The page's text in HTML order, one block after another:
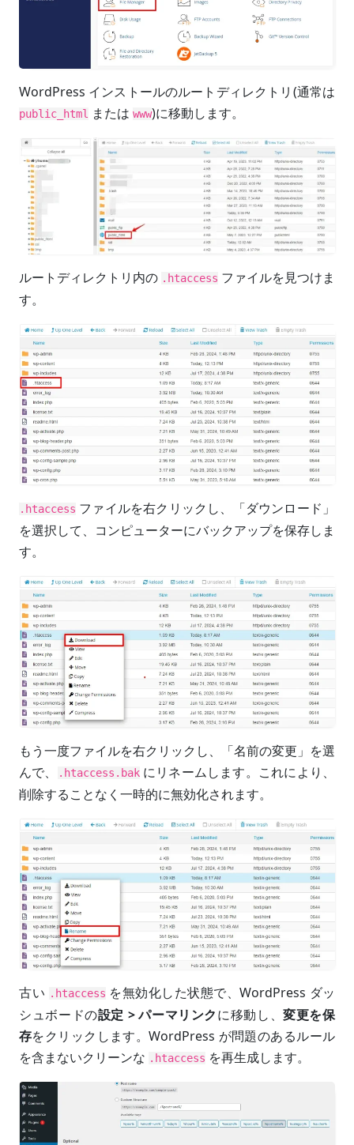
WordPress インストールのルートディレクトリ(通常は
public_html または www)に移動します。
ルートディレクトリ内の .htaccess ファイルを見つけま
す。
.htaccess ファイルを右クリックし、「ダウンロード」
を選択して、コンピューターにバックアップを保存しま
す。
もう一度ファイルを右クリックし、「名前の変更」を選
んで、
.htaccess.bakにリネームします。これにより、
削除することなく一時的に無効化されます。
古い .htaccess を無効化した状態で、WordPress ダッ
シュボードの設定 > パーマリンクに移動し、変更を保
存をクリックします。WordPress が問題のあるルール
を含まないクリーンな .htaccess を再生成します。